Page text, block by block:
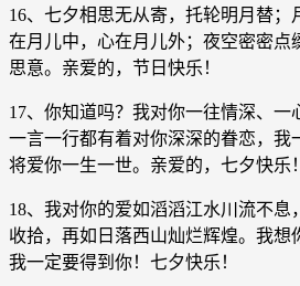
16、七夕相思无从寄，托轮明月替；
在月儿中，心在月儿外；夜空密密点
思意。亲爱的，节日快乐！
17、你知道吗？我对你一往情深、一
一言一行都有着对你深深的眷恋，我
将爱你一生一世。亲爱的，七夕快乐！
18、我对你的爱如滔滔江水川流不息
收拾，再如日落西山灿烂辉煌。我想
我一定要得到你！七夕快乐！